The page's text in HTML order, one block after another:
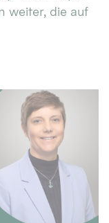
weiter, die auf